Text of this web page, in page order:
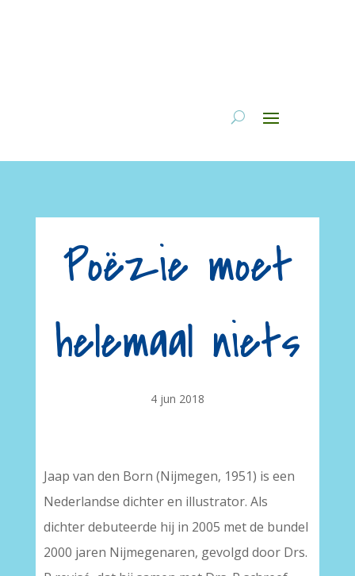
Poëzie moet
helemaal niets
4 jun 2018
Jaap van den Born (Nijmegen, 1951) is een
Nederlandse dichter en illustrator. Als
dichter debuteerde hij in 2005 met de bundel
2000 jaren Nijmegenaren, gevolgd door Drs.